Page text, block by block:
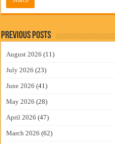
Previous Posts
August 2026 (11)
July 2026 (23)
June 2026 (41)
May 2026 (28)
April 2026 (47)
March 2026 (62)